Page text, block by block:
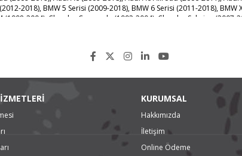
2018), BMW 5 Serisi (2009-2018), BMW 6 Serisi (2011-2018),
(1998-2004), Chrysler Concorde (1992-2004), Chrysler Sebring (2007-
(2004-2009)
(1998-2006)
2019)
(2017-2019), Mercedes S-Class (1999-2005) Mercedes Viano (1996-
(2017-2019)
(2003-2006), Mitsubishi Pajero Pinin (2000-2006)
(2000-2007)
KURUMSAL
Hakkımızda
İletişim
Online Ödeme